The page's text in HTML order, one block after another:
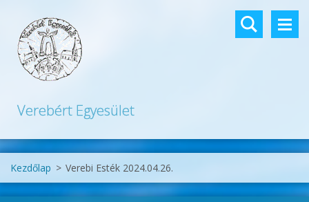
Verebért Egyesület
Kezdőlap > Verebi Esték 2024.04.26.